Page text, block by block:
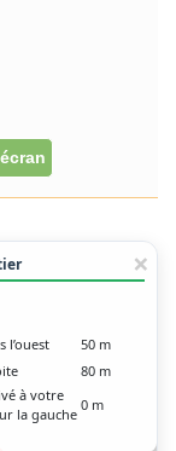
l’ouest
50 m
80 m
à votre
la gauche
0 m